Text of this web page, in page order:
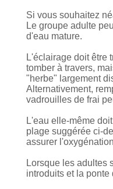
Si vous souhaitez
Le groupe adulte
d'eau mature.
L'éclairage doit être
tomber à travers,
"herbe" largement
Alternativement,
vadrouilles de frai
L'eau elle-même
plage suggérée ci-
assurer
Lorsque les adultes
introduits et la